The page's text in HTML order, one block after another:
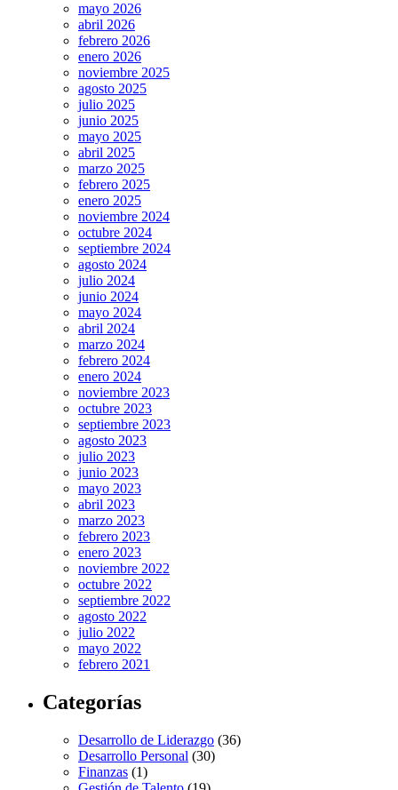
mayo 2026
abril 2026
febrero 2026
enero 2026
noviembre 2025
agosto 2025
julio 2025
junio 2025
mayo 2025
abril 2025
marzo 2025
febrero 2025
enero 2025
noviembre 2024
octubre 2024
septiembre 2024
agosto 2024
julio 2024
junio 2024
mayo 2024
abril 2024
marzo 2024
febrero 2024
enero 2024
noviembre 2023
octubre 2023
septiembre 2023
agosto 2023
julio 2023
junio 2023
mayo 2023
abril 2023
marzo 2023
febrero 2023
enero 2023
noviembre 2022
octubre 2022
septiembre 2022
agosto 2022
julio 2022
mayo 2022
febrero 2021
Categorías
Desarrollo de Liderazgo (36)
Desarrollo Personal (30)
Finanzas (1)